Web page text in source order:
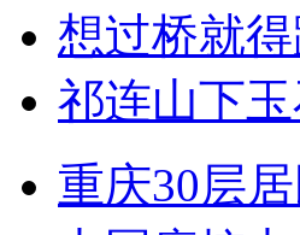
想过桥就
祁连山下
重庆30层